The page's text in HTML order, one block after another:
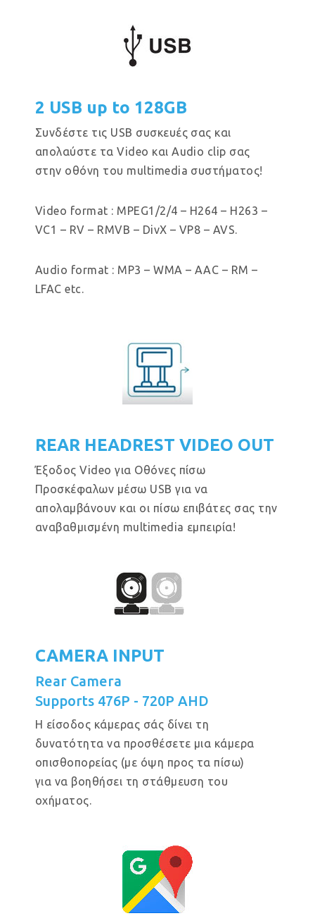
2 USB up to 128GB
Συνδέστε τις USB συσκευές σας και
απολαύστε τα Video και Audio clip σας
στην οθόνη του multimedia συστήματος!
Video format : MPEG1/2/4 – H264 – H263 –
VC1 – RV – RMVB – DivX – VP8 – AVS.
Audio format : MP3 – WMA – AAC – RM –
LFAC etc.
REAR HEADREST VIDEO OUT
Έξοδος Video για Οθόνες πίσω
Προσκέφαλων μέσω USB για να
απολαμβάνουν και οι πίσω επιβάτες σας την
αναβαθμισμένη multimedia εμπειρία!
CAMERA INPUT
Rear Camera
Supports 476P - 720P AHD
Η είσοδος κάμερας σάς δίνει τη
δυνατότητα να προσθέσετε μια κάμερα
οπισθοπορείας (με όψη προς τα πίσω)
για να βοηθήσει τη στάθμευση του
οχήματος.